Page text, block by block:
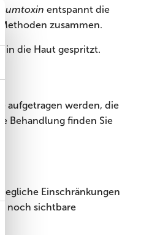
entspannt die
zusammen.
die Haut gespritzt.
aufgetragen werden, die
Behandlung finden Sie
Einschränkungen
noch sichtbare